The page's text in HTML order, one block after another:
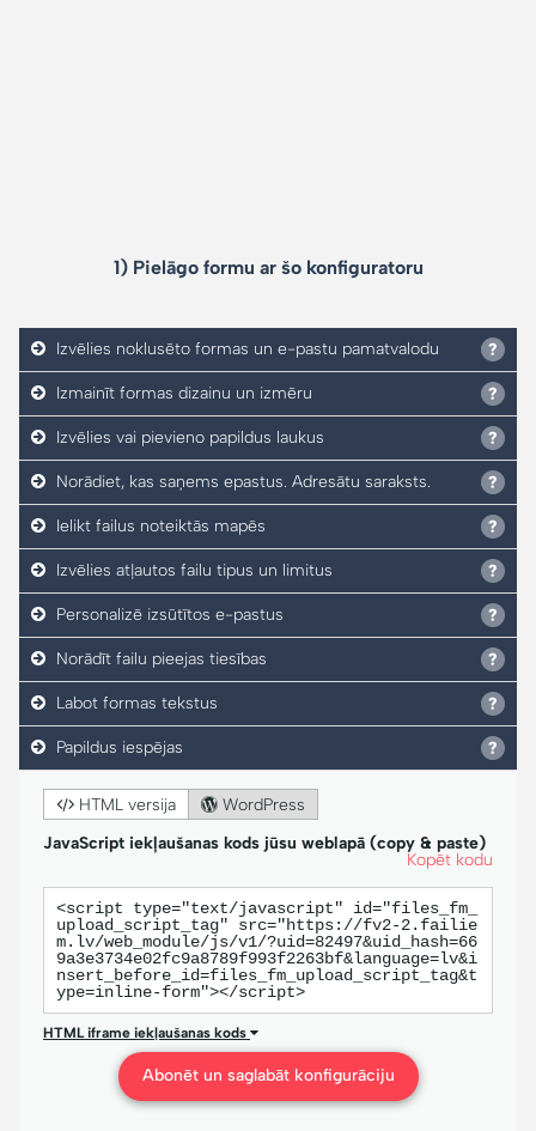
1) Pielāgo formu ar šo konfiguratoru
Izvēlies noklusēto formas un e-pastu pamatvalodu
Izmainīt formas dizainu un izmēru
Izvēlies vai pievieno papildus laukus
Norādiet, kas saņems epastus. Adresātu saraksts.
Ielikt failus noteiktās mapēs
Izvēlies atļautos failu tipus un limitus
Personalizē izsūtītos e-pastus
Norādīt failu pieejas tiesības
Labot formas tekstus
Papildus iespējas
HTML versija
WordPress
JavaScript iekļaušanas kods jūsu weblapā (copy & paste)
Kopēt kodu
<script type="text/javascript" id="files_fm_
upload_script_tag" src="https://fv2-2.failie
m.lv/web_module/js/v1/?uid=82497&uid_hash=66
9a3e3734e02fc9a8789f993f2263bf&language=lv&i
nsert_before_id=files_fm_upload_script_tag&t
ype=inline-form"></script>
HTML iframe iekļaušanas kods
Abonēt un saglabāt konfigurāciju